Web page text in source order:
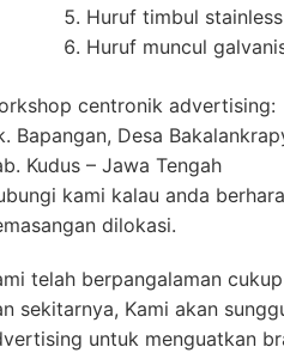
Huruf timbul
Huruf muncul
centronik advertising:
Bapangan, Desa
Kudus – Jawa Tengah
kami kalau anda
dilokasi.
telah berpangalaman
sekitarnya, Kami akan
untuk menguatkan